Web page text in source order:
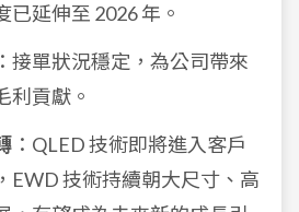
已延伸至 2026 年。
：接單狀況穩定，為公司帶來
利貢獻。
：QLED 技術即將進入客戶
EWD 技術持續朝大尺寸、高